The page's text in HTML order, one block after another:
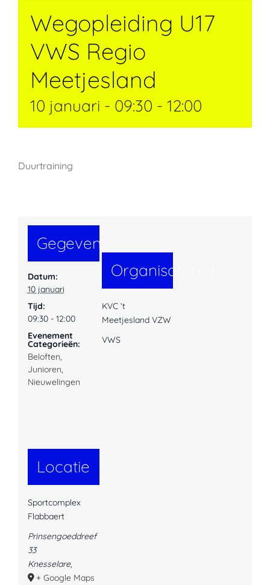
Wegopleiding U17
VWS Regio
Meetjesland
10 januari - 09:30 - 12:00
Duurtraining
Gegevens
Datum:
10 januari
Tijd:
09:30 - 12:00
Evenement
Categorieën:
Beloften,
Junioren,
Nieuwelingen
Organisatoren
KVC ‘t
Meetjesland VZW
VWS
Locatie
Sportcomplex
Flabbaert
Prinsengoeddreef
33
Knesselare,
+ Google Maps